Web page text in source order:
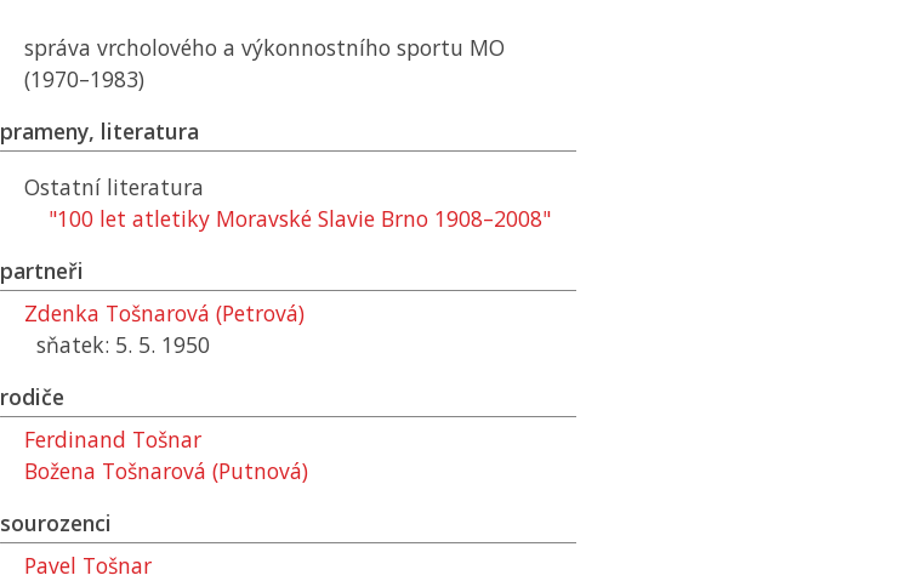
správa vrcholového a výkonnostního sportu MO
(1970–1983)
prameny, literatura
Ostatní literatura
"100 let atletiky Moravské Slavie Brno 1908–2008"
partneři
Zdenka Tošnarová (Petrová)
sňatek: 5. 5. 1950
rodiče
Ferdinand Tošnar
Božena Tošnarová (Putnová)
sourozenci
Pavel Tošnar